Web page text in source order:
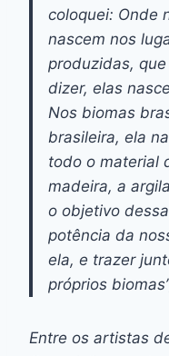
coloquei: Onde
nascem nos
produzidas,
dizer, elas
Nos biomas
brasileira, ela
todo o material
madeira, a
o objetivo
potência da
ela, e trazer
próprios
Entre os artistas